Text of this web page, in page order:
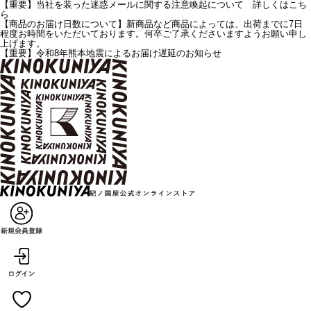
【重要】当社を装った迷惑メールに関する注意喚起について 詳しくはこち
ら
【商品のお届け日数について】新商品など商品によっては、出荷までに7日
程度お時間をいただいております。何卒ご了承くださいますようお願い申し
上げます。
【重要】令和8年熊本地震によるお届け遅延のお知らせ